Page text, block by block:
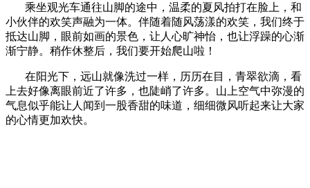
乘坐观光车通往山脚的途中，温柔的夏风拍打在脸上，和
小伙伴的欢笑声融为一体。伴随着随风荡漾的欢笑，我们终于
抵达山脚，眼前如画的景色，让人心旷神怡，也让浮躁的心渐
渐宁静。稍作休整后，我们要开始爬山啦！
在阳光下，远山就像洗过一样，历历在目，青翠欲滴，看
上去好像离眼前近了许多，也陡峭了许多。山上空气中弥漫的
气息似乎能让人闻到一股香甜的味道，细细微风听起来让大家
的心情更加欢快。